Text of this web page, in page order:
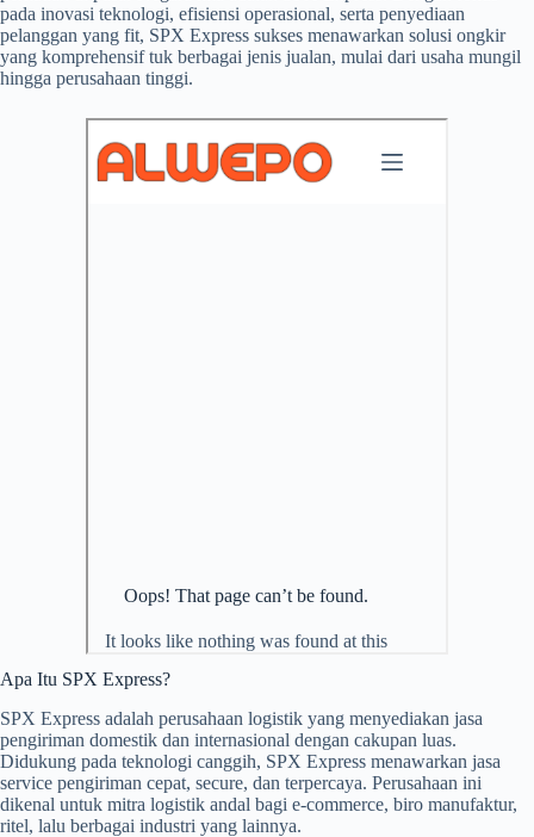
pada inovasi teknologi, efisiensi operasional, serta penyediaan
pelanggan yang fit, SPX Express sukses menawarkan solusi ongkir
yang komprehensif tuk berbagai jenis jualan, mulai dari usaha mungil
hingga perusahaan tinggi.
Apa Itu SPX Express?
SPX Express adalah perusahaan logistik yang menyediakan jasa
pengiriman domestik dan internasional dengan cakupan luas.
Didukung pada teknologi canggih, SPX Express menawarkan jasa
service pengiriman cepat, secure, dan terpercaya. Perusahaan ini
dikenal untuk mitra logistik andal bagi e-commerce, biro manufaktur,
ritel, lalu berbagai industri yang lainnya.